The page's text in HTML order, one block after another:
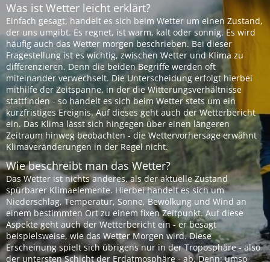
Was ist Wetter leicht erklärt?
Einfach gesagt, handelt es sich beim Wetter um einen Zustand,
der uns umgibt. Es regnet, ist warm, kalt oder sonnig. Es wird
häufig auch das Wetter morgen beschrieben. Bei dieser
Fragestellung ist es wichtig, zwischen Wetter und Klima zu
differenzieren. Denn die beiden Begriffe werden oft
miteinander verwechselt. Die Unterscheidung erfolgt hierbei
mithilfe der Zeitspanne, in der die Witterungsverhältnisse
stattfinden - so handelt es sich beim Wetter stets um ein
kurzfristiges Ereignis. Auf dieses geht auch der Wetterbericht
ein. Das Klima lässt sich hingegen über einen längeren
Zeitraum hinweg beobachten - die Wettervorhersage erwähnt
Klimaveränderungen in der Regel nicht.
Wie beschreibt man das Wetter?
Das Wetter ist nichts anderes, als der aktuelle Zustand
spürbarer Klimaelemente. Hierbei handelt es sich um
Niederschlag, Temperatur, Sonne, Bewölkung und Wind an
einem bestimmten Ort zu einem fixen Zeitpunkt. Auf diese
Aspekte geht auch der Wetterbericht ein - er besagt
beispielsweise, wie das Wetter Morgen wird. Diese
Erscheinung spielt sich übrigens nur in der Troposphäre - also
der untersten Schicht der Erdatmosphäre - ab. Denn: umso